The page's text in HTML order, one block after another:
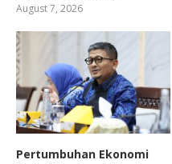
August 7, 2026
Pertumbuhan Ekonomi